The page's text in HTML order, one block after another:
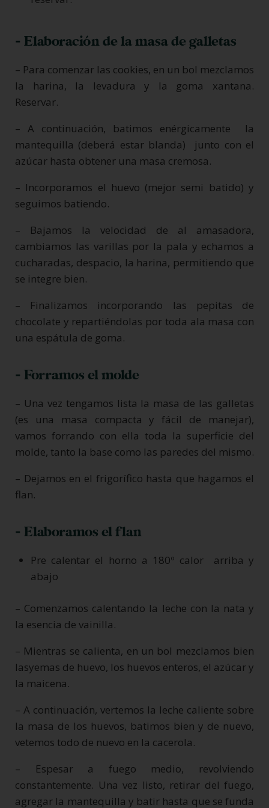
- Elaboración de la masa de galletas
– Para comenzar las cookies, en un bol mezclamos
la harina, la levadura y la goma xantana.
Reservar.
– A continuación, batimos enérgicamente la
mantequilla (deberá estar blanda) junto con el
azúcar hasta obtener una masa cremosa.
– Incorporamos el huevo (mejor semi batido) y
seguimos batiendo.
– Bajamos la velocidad de al amasadora,
cambiamos las varillas por la pala y echamos a
cucharadas, despacio, la harina, permitiendo que
se integre bien.
– Finalizamos incorporando las pepitas de
chocolate y repartiéndolas por toda ala masa con
una espátula de goma.
- Forramos el molde
– Una vez tengamos lista la masa de las galletas
(es una masa compacta y fácil de manejar),
vamos forrando con ella toda la superficie del
molde, tanto la base como las paredes del mismo.
– Dejamos en el frigorífico hasta que hagamos el
flan.
- Elaboramos el flan
Pre calentar el horno a 180º calor arriba y
abajo
– Comenzamos calentando la leche con la nata y
la esencia de vainilla.
– Mientras se calienta, en un bol mezclamos bien
lasyemas de huevo, los huevos enteros, el azúcar y
la maicena.
– A continuación, vertemos la leche caliente sobre
la masa de los huevos, batimos bien y de nuevo,
vetemos todo de nuevo en la cacerola.
– Espesar a fuego medio, revolviendo
constantemente. Una vez listo, retirar del fuego,
agregar la mantequilla y batir hasta que se funda